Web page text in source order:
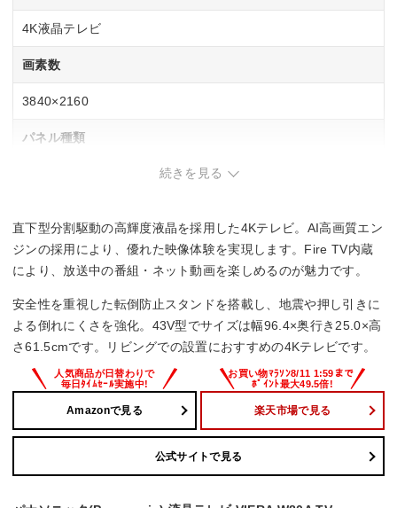
4K液晶テレビ
画素数
3840×2160
パネル種類
直下型LEDバックライト
録画機能
–
重量
–
続きを見る
直下型分割駆動の高輝度液晶を採用した4Kテレビ。AI高画質エン
ジンの採用により、優れた映像体験を実現します。Fire TV内蔵
により、放送中の番組・ネット動画を楽しめるのが魅力です。
安全性を重視した転倒防止スタンドを搭載し、地震や押し引きに
よる倒れにくさを強化。43V型でサイズは幅96.4×奥行き25.0×高
さ61.5cmです。リビングでの設置におすすめの4Kテレビです。
Amazonで見る 楽天市場で見る
公式サイトで見る